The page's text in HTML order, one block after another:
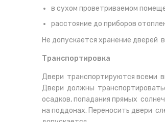
в сухом проветриваемом
расстояние до приборов
Не допускается хранение дверей
Транспортировка
Двери транспортируются всеми
Двери должны
осадков, попадания прямых
на поддонах. Переносить двери